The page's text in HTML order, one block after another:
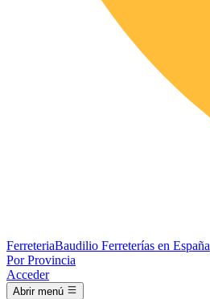
FerreteriaBaudilio Ferreterías en España
Por Provincia
Acceder
Abrir menú